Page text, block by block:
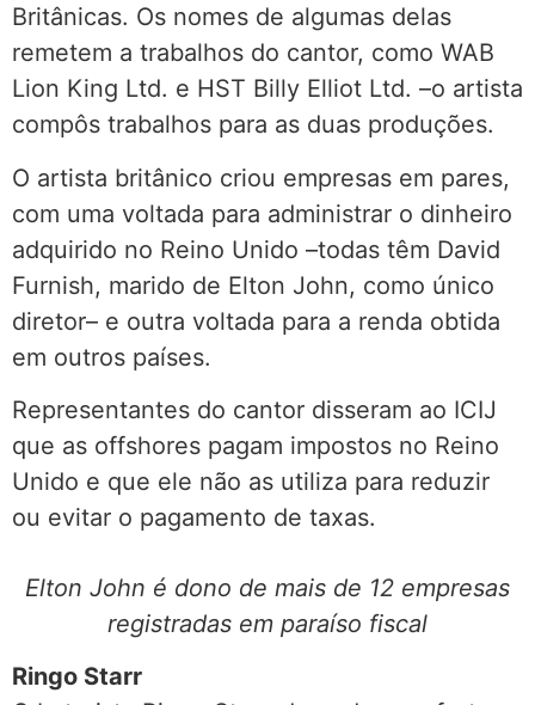
Britânicas. Os nomes de algumas delas
remetem a trabalhos do cantor, como WAB
Lion King Ltd. e HST Billy Elliot Ltd. –o artista
compôs trabalhos para as duas produções.
O artista britânico criou empresas em pares,
com uma voltada para administrar o dinheiro
adquirido no Reino Unido –todas têm David
Furnish, marido de Elton John, como único
diretor– e outra voltada para a renda obtida
em outros países.
Representantes do cantor disseram ao ICIJ
que as offshores pagam impostos no Reino
Unido e que ele não as utiliza para reduzir
ou evitar o pagamento de taxas.
Elton John é dono de mais de 12 empresas
registradas em paraíso fiscal
Ringo Starr